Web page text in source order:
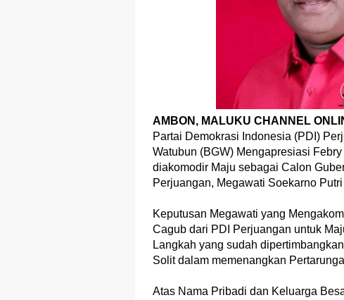
AMBON, MALUKU CHANNEL
Partai Demokrasi Indonesia (PDI)
Watubun (BGW) Mengapresiasi
diakomodir Maju sebagai Calon
Perjuangan, Megawati Soekarno
Keputusan Megawati yang
Cagub dari PDI Perjuangan untuk
Langkah yang sudah
Solit dalam memenangkan
Atas Nama Pribadi dan Keluarga